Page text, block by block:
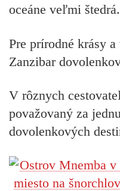
oceáne veľmi štedrá.
Pre prírodné krásy
Zanzibar
V rôznych
považovaný za
dovolenkových